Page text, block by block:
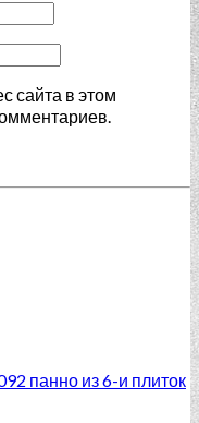
сайта в этом
панно из 6-и плиток